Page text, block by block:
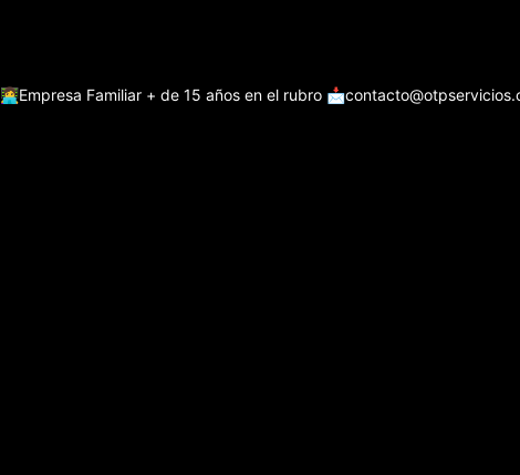
👩‍💻Empresa Familiar + de 15 años en el rubro